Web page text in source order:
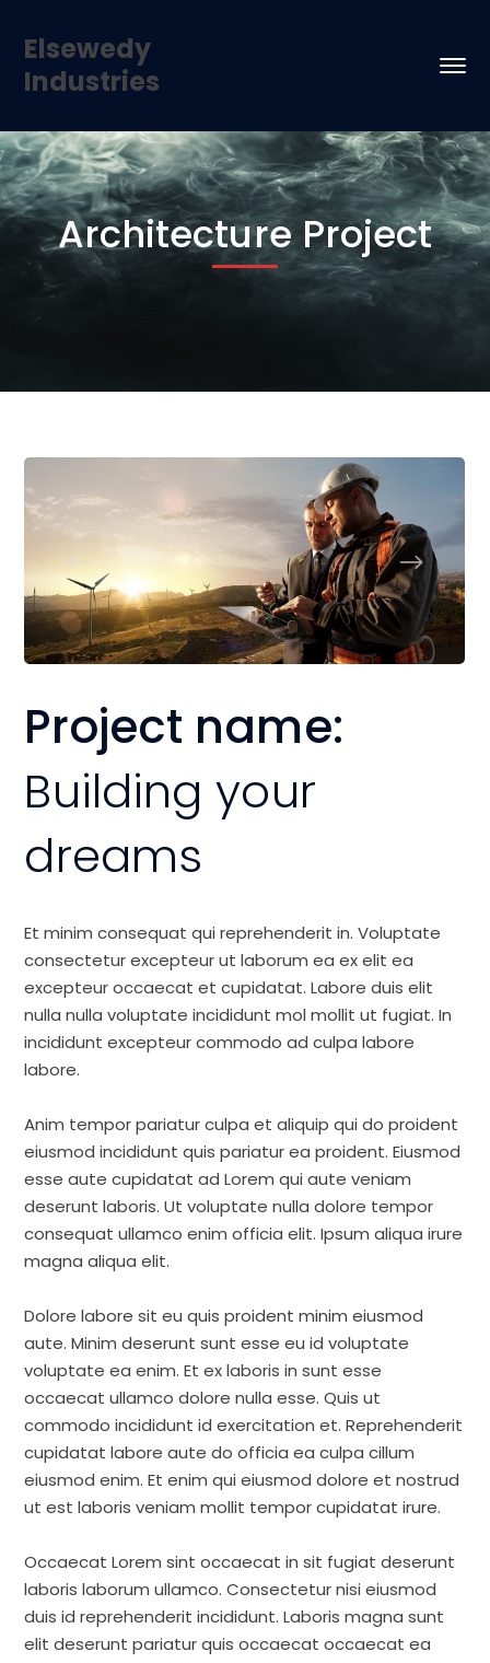
Elsewedy
Industries
Architecture Project
Project name:
Building your
dreams
Et minim consequat qui reprehenderit in. Voluptate
consectetur excepteur ut laborum ea ex elit ea
excepteur occaecat et cupidatat. Labore duis elit
nulla nulla voluptate incididunt mol mollit ut fugiat. In
incididunt excepteur commodo ad culpa labore
labore.
Anim tempor pariatur culpa et aliquip qui do proident
eiusmod incididunt quis pariatur ea proident. Eiusmod
esse aute cupidatat ad Lorem qui aute veniam
deserunt laboris. Ut voluptate nulla dolore tempor
consequat ullamco enim officia elit. Ipsum aliqua irure
magna aliqua elit.
Dolore labore sit eu quis proident minim eiusmod
aute. Minim deserunt sunt esse eu id voluptate
voluptate ea enim. Et ex laboris in sunt esse
occaecat ullamco dolore nulla esse. Quis ut
commodo incididunt id exercitation et. Reprehenderit
cupidatat labore aute do officia ea culpa cillum
eiusmod enim. Et enim qui eiusmod dolore et nostrud
ut est laboris veniam mollit tempor cupidatat irure.
Occaecat Lorem sint occaecat in sit fugiat deserunt
laboris laborum ullamco. Consectetur nisi eiusmod
duis id reprehenderit incididunt. Laboris magna sunt
elit deserunt pariatur quis occaecat occaecat ea